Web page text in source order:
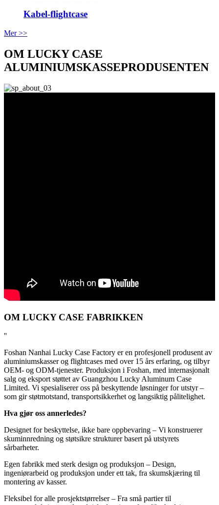
Kabel-flightcase
Mer >>
OM LUCKY CASE
ALUMINIUMSKASSEPRODUSENTEN
OM LUCKY CASE FABRIKKEN
''
Foshan Nanhai Lucky Case Factory er en profesjonell produsent av
aluminiumskasser og flightcases med over 15 års erfaring, og tilbyr
OEM- og ODM-tjenester. Produksjon i Foshan, med internasjonalt
salg og eksport støttet av Guangzhou Lucky Aluminum Case
Limited. Vi spesialiserer oss på beskyttende løsninger for utstyr –
som gir støtmotstand, transportsikkerhet og langsiktig pålitelighet.
Hva gjør oss annerledes?
Designet for beskyttelse, ikke bare oppbevaring – Vi konstruerer
skuminnredning og støtsikre strukturer basert på utstyrets
sårbarheter.
Egen fabrikk med sterk design og produksjon – Design,
ingeniørarbeid og produksjon under ett tak, fra skumskjæring til
montering av kasser.
Fleksibel for alle prosjektstørrelser – Fra små partier til